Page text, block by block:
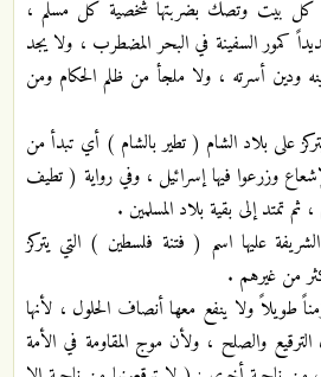
كل بيت وتصك بضربتها شخصية كل مسلم ،
كمور السفينة في البحر المضطرب ، ولا يجد
ودين أسرته ، ولا ملجأ من ظلم الحكام ومن
على بلاد الشام ( تطير بالشام ) أي تبدأ من
وزرعوا فيها إسرائيل ، وفي رواية ( تطيف
تمتد إلى بقية بلاد المسلمين .
عليها اسم ( فتنة فلسطين ) التي يتركز
من غيرهم .
طويلاً ولا ينفع معها أنصاف الحلول ، لأنها
والصلح ، ولأن موج المقاومة في الأمة